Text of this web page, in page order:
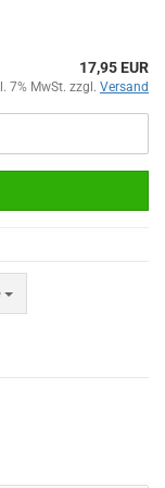
17,95 EUR
7% MwSt. zzgl. Versand